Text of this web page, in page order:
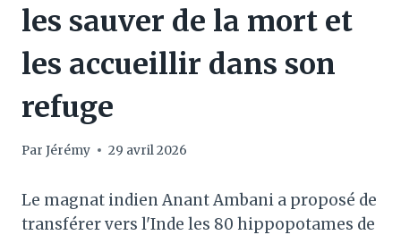
les sauver de la mort et
les accueillir dans son
refuge
Par Jérémy 29 avril 2026
Le magnat indien Anant Ambani a proposé de
transférer vers l'Inde les 80 hippopotames de